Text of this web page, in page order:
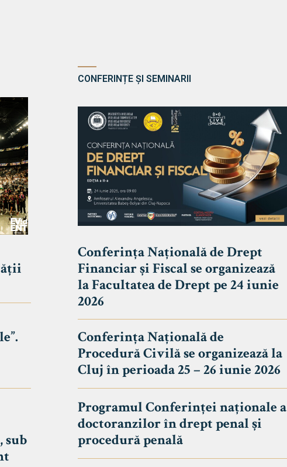
Avizier Studenți
Studii
sub
CONFERINȚE ȘI SEMINARII
Conferința Națională de Drept
Financiar și Fiscal se organizează
la Facultatea de Drept pe 24 iunie
2026
Conferința Națională de
Procedură Civilă se organizează la
Cluj în perioada 25 – 26 iunie 2026
Programul Conferinței naționale a
doctoranzilor în drept penal și
procedură penală